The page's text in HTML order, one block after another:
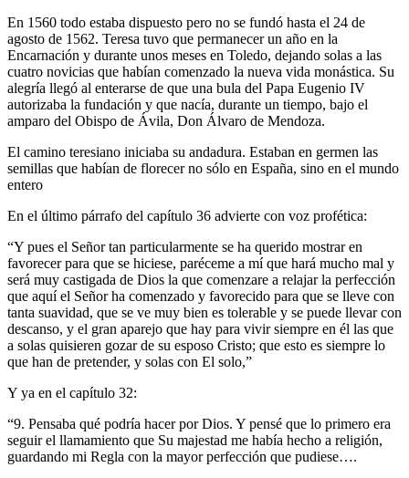
En 1560 todo estaba dispuesto pero no se fundó hasta el 24 de
agosto de 1562. Teresa tuvo que permanecer un año en la
Encarnación y durante unos meses en Toledo, dejando solas a las
cuatro novicias que habían comenzado la nueva vida monástica. Su
alegría llegó al enterarse de que una bula del Papa Eugenio IV
autorizaba la fundación y que nacía, durante un tiempo, bajo el
amparo del Obispo de Ávila, Don Álvaro de Mendoza.
El camino teresiano iniciaba su andadura. Estaban en germen las
semillas que habían de florecer no sólo en España, sino en el mundo
entero
En el último párrafo del capítulo 36 advierte con voz profética:
“Y pues el Señor tan particularmente se ha querido mostrar en
favorecer para que se hiciese, paréceme a mí que hará mucho mal y
será muy castigada de Dios la que comenzare a relajar la perfección
que aquí el Señor ha comenzado y favorecido para que se lleve con
tanta suavidad, que se ve muy bien es tolerable y se puede llevar con
descanso, y el gran aparejo que hay para vivir siempre en él las que
a solas quisieren gozar de su esposo Cristo; que esto es siempre lo
que han de pretender, y solas con El solo,”
Y ya en el capítulo 32:
“9. Pensaba qué podría hacer por Dios. Y pensé que lo primero era
seguir el llamamiento que Su majestad me había hecho a religión,
guardando mi Regla con la mayor perfección que pudiese….